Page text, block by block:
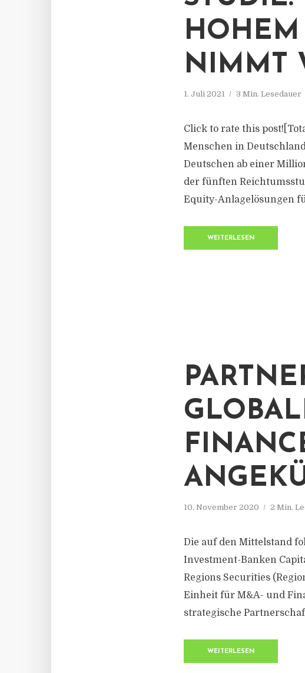
HOHEM
NIMMT
1. Juli 2021 3 Min. Lesedauer
Click to rate this
Menschen in
Deutschen ab einer
der fünften
Equity-Anlagelösungen
WEITERLESEN
10. November 2020 2 Min.
Die auf den Mittelstand
Investment-Banken
Regions Securities
Einheit für M&A- und
strategische
WEITERLESEN